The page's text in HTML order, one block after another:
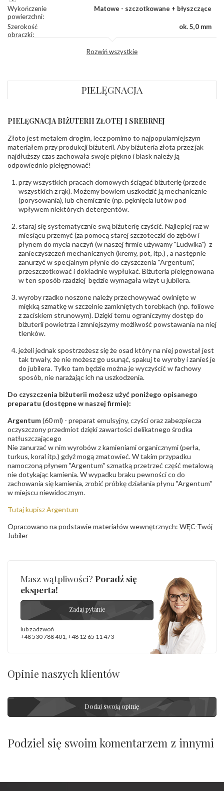
Wykończenie
powierzchni:
Matowe - szczotkowane + błyszczące
Szerokość
obrączki:
ok. 5,0 mm
KAMIENIE
Rodzaje
kamieni:
Cyrkonia
Liczba kamieni:
Cyrkonia - 6 szt.
Szlif kamieni:
(łącznie)
INNE PARAMETRY
odpowiedzialny:
Opole; NIP 7542889545; Tel. +48 77 54 90 100;
biuro@stelmach.pl
Bezpieczeństwo
- rodzaj
ostrzeżenia:
Nie nadaje się dla dzieci w wieku poniżej 3 lat
,Elementy w wyrobie wykonane z białego złota
zawierają nikiel
Rozwiń wszystkie
PIELĘGNACJA
PIELĘGNACJA BIŻUTERII ZŁOTEJ I SREBRNEJ
Złoto jest metalem drogim, lecz pomimo to najpopularniejszym
materiałem przy produkcji biżuterii. Aby biżuteria złota przez jak
najdłuższy czas zachowała swoje piękno i blask należy ją
odpowiednio pielęgnować!
przy wszystkich pracach domowych ściągać biżuterię (przede
wszystkich z rąk). Możemy bowiem uszkodzić ją mechanicznie
(porysowania), lub chemicznie (np. pęknięcia lutów pod
wpływem niektórych detergentów.
staraj się systematycznie swą biżuterię czyścić. Najlepiej raz w
miesiącu przemyć (za pomocą starej szczoteczki do zębów i
płynem do mycia naczyń (w naszej firmie używamy "Ludwika") z
zanieczyszczeń mechanicznych (kremy, pot, itp.) , a następnie
zanurzyć w specjalnym płynie do czyszczenia "Argentum",
przeszczotkować i dokładnie wypłukać. Biżuteria pielęgnowana
w ten sposób rzadziej będzie wymagała wizyt u jubilera.
wyroby rzadko noszone należy przechowywać owinięte w
miękką szmatkę w szczelnie zamkniętych torebkach (np. foliowe
z zaciskiem strunowym). Dzięki temu ograniczymy dostęp do
biżuterii powietrza i zmniejszymy możliwość powstawania na niej
tlenków.
jeżeli jednak spostrzeżesz się że osad który na niej powstał jest
tak trwały, że nie możesz go usunąć, spakuj te wyroby i zanieś je
do jubilera. Tylko tam będzie można je wyczyścić w fachowy
sposób, nie narażając ich na uszkodzenia.
Do czyszczenia biżuterii możesz użyć poniżego opisanego
preparatu (dostępne w naszej firmie):
Argentum(60 ml) - preparat emulsyjny, czyści oraz zabezpiecza
oczyszczony przedmiot dzięki zawartości delikatnego środka
natłuszczającego
Nie zanurzać w nim wyrobów z kamieniami organicznymi (perła,
turkus, koral itp.) gdyż mogą zmatowieć. W takim przypadku
namoczoną płynem "Argentum" szmatką przetrzeć część metalową
nie dotykając kamienia. W wypadku braku pewności co do
zachowania się kamienia, zrobić próbkę działania płynu "Argentum"
w miejscu niewidocznym.
Tutaj kupisz Argentum
Opracowano na podstawie materiałów wewnętrznych: WĘC-Twój
Jubiler
Masz wątpliwości? Poradź się
eksperta!
Zadaj pytanie
lub zadzwoń
+48 530 788 401 +48 12 65 11 473
Opinie naszych klientów
Dodaj swoją opinię
Podziel się swoim komentarzem z innymi